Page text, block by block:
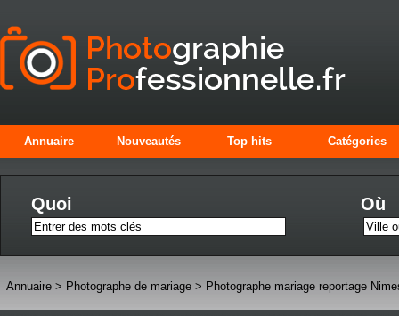
Annuaire Nouveautés Top hits Catégories
Quoi Où
Annuaire > Photographe de mariage > Photographe mariage reportage